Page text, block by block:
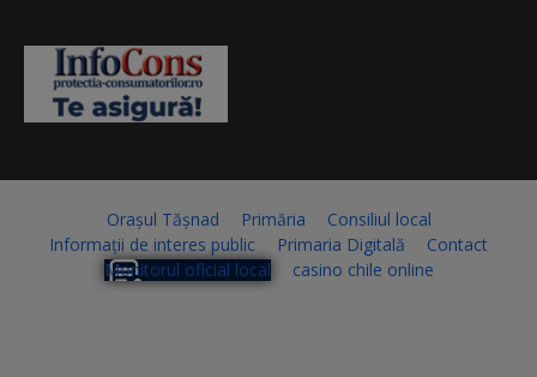
Orașul Tășnad Primăria
Consiliul local
Informații de interes public
Primaria Digitală
Contact
Monitorul oficial local
casino chile online